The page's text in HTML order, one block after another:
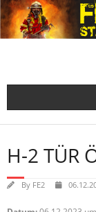
Skip
to
content
H-2 TÜR
By FE2